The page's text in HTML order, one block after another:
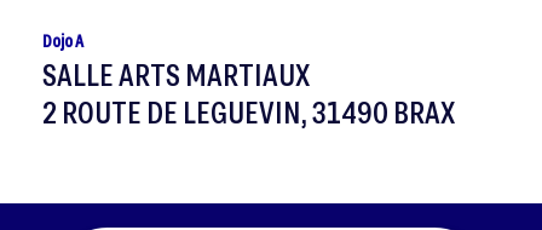
Dojo A
SALLE ARTS MARTIAUX
2 ROUTE DE LEGUEVIN, 31490 BRAX